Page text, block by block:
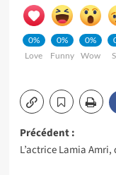
0%
Love
0%
Funny
0%
Wow
Précédent :
L’actrice Lamia